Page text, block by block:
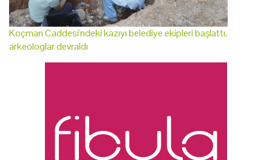
Koçman Caddesi'ndeki kazıyı belediye ekipleri başlattı,
arkeologlar devraldı